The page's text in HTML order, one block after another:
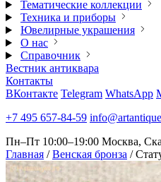
Тематические коллекции
Техника и приборы
Ювелирные украшения
О нас
Справочник
Вестник антиквара
Контакты
ВКонтакте Telegram WhatsApp
+7 495 657-84-59
Пн–Пт 10:00–19:00 Москва,
Главная / Венская бронза /